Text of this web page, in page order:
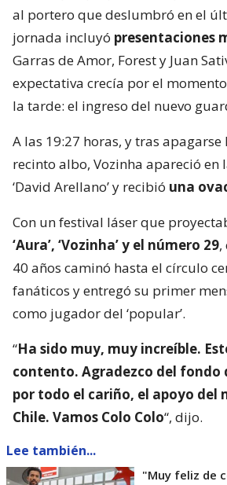
al portero que deslumbró en el
jornada incluyó presentaciones
Garras de Amor, Forest y Juan
expectativa crecía por el
la tarde: el ingreso del nuevo
A las 19:27 horas, y tras apagarse
recinto albo, Vozinha apareció en
‘David Arellano’ y recibió una
Con un festival láser que
‘Aura’, ‘Vozinha’ y el número 29,
40 años caminó hasta el círculo
fanáticos y entregó su primer
como jugador del ‘popular’.
“Ha sido muy, muy increíble.
contento. Agradezco del fondo
por todo el cariño, el apoyo del
Chile. Vamos Colo Colo“, dijo.
Lee también...
"Muy feliz de